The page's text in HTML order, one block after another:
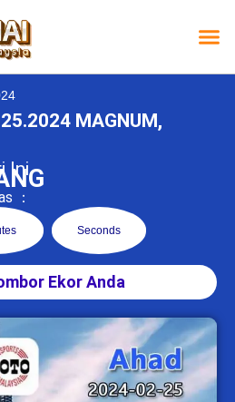
MAGNUM,
Ini
：
Seconds
Ekor Anda